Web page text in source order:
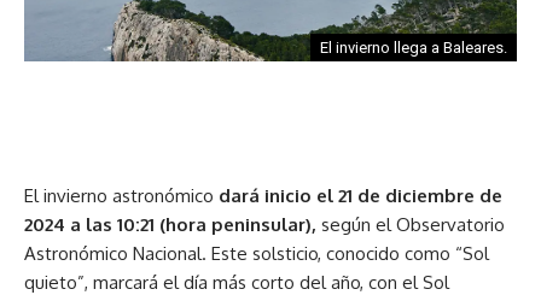
El invierno llega a Baleares.
El invierno astronómico dará inicio el 21 de diciembre de
2024 a las 10:21 (hora peninsular), según el Observatorio
Astronómico Nacional. Este solsticio, conocido como “Sol
quieto”, marcará el día más corto del año, con el Sol